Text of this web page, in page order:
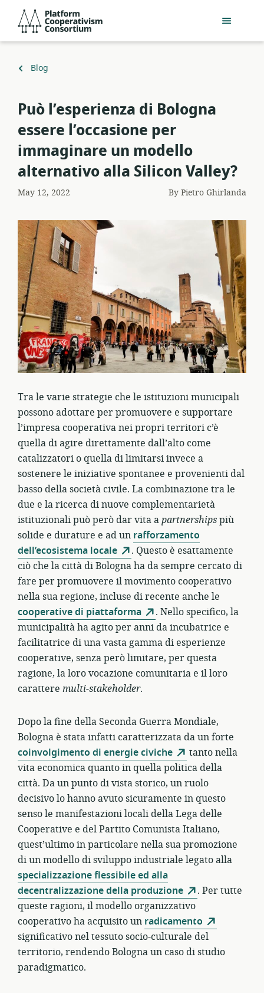
main
Consortium
Back
Blog
Può l’esperienza di Bologna
essere l’occasione per
immaginare un modello
alternativo alla Silicon Valley?
May 12, 2022 ByPietro Ghirlanda
Tra le varie strategie che le istituzioni municipali
possono adottare per promuovere e supportare
l’impresa cooperativa nei propri territori c’è
quella di agire direttamente dall’alto come
catalizzatori o quella di limitarsi invece a
sostenere le iniziative spontanee e provenienti dal
basso della società civile. La combinazione tra le
due e la ricerca di nuove complementarietà
istituzionali può però dar vita apartnershipspiù
solide e durature e ad un rafforzamento
dell’ecosistema locale
. Questo è esattamente
ciò che la città di Bologna ha da sempre cercato di
fare per promuovere il movimento cooperativo
nella sua regione, incluse di recente anche le
cooperative di piattaforma
. Nello specifico, la
municipalità ha agito per anni da incubatrice e
facilitatrice di una vasta gamma di esperienze
cooperative, senza però limitare, per questa
ragione, la loro vocazione comunitaria e il loro
carattere multi-stakeholder.
Dopo la fine della Seconda Guerra Mondiale,
Bologna è stata infatti caratterizzata da un forte
coinvolgimento di energie civiche
tanto nella
vita economica quanto in quella politica della
città. Da un punto di vista storico, un ruolo
decisivo lo hanno avuto sicuramente in questo
senso le manifestazioni locali della Lega delle
Cooperative e del Partito Comunista Italiano,
quest’ultimo in particolare nella sua promozione
di un modello di sviluppo industriale legato alla
specializzazione flessibile ed alla
decentralizzazione della produzione
. Per tutte
queste ragioni, il modello organizzativo
cooperativo ha acquisito un radicamento
significativo nel tessuto socio-culturale del
territorio, rendendo Bologna un caso di studio
paradigmatico.